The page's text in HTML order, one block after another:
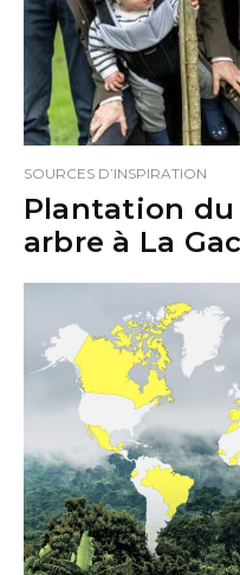
SOURCES D’INSPIRATION
Plantation
arbre à La